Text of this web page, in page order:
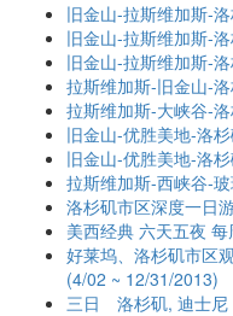
旧金山-拉斯维加斯-
旧金山-拉斯维加斯-
旧金山-拉斯维加斯-
拉斯维加斯-旧金山-
拉斯维加斯-大峡谷-
旧金山-优胜美地-洛
旧金山-优胜美地-洛
拉斯维加斯-西峡谷-
洛杉矶市区深度一日
美西经典 六天五夜
好莱坞、洛杉矶市区
(4/02 ~ 12/31/2013)
三日 洛杉矶, 迪士尼